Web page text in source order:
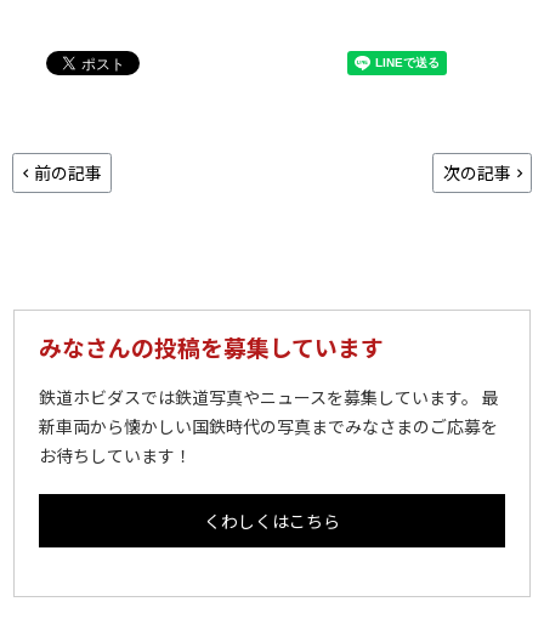
前の記事 次の記事
みなさんの投稿を募集しています
鉄道ホビダスでは鉄道写真やニュースを募集しています。 最
新車両から懐かしい国鉄時代の写真までみなさまのご応募を
お待ちしています！
くわしくはこちら